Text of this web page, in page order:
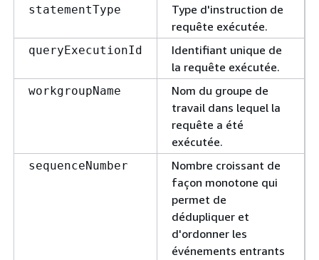
statementType
Type d'instruction de
requête exécutée.
queryExecutionId
Identifiant unique de
la requête exécutée.
workgroupName
Nom du groupe de
travail dans lequel la
requête a été
exécutée.
sequenceNumber
Nombre croissant de
façon monotone qui
permet de
dédupliquer et
d'ordonner les
événements entrants